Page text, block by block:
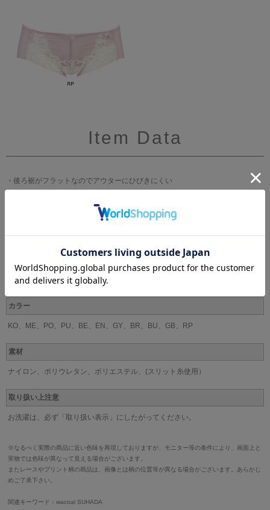
Item Data
・後ろ裾がフラットなのでアウターにひびきにくい
・はきこみ丈：あさめ
WACOAL[ワコール]
M(ヒップ87-95cm)、L(ヒップ92-100cm)
カラー
KO、ME、PO、PU、BE、EN、GY、BR、BU、GB、RP
素材
ナイロン、ポリウレタン、ポリエステル、(スリット糸使用）
取り扱い上注意
お洗濯は、必ず「取り扱い表示」にしたがってください。
※なるべく実際の商品に近い色味を再現しておりますが、モニター等の条件により、画面上と
実物では色味が異なって見える場合がございます。
またレースやプリント柄の商品は、画像とは柄の位置等が異なる場合がございます。あらかじ
めご了承下さい。
関連キーワード：wacoal SUHADA